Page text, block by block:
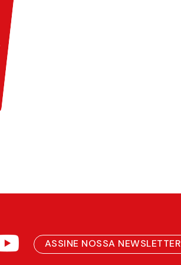
ASSINE NOSSA NEWSLETTER